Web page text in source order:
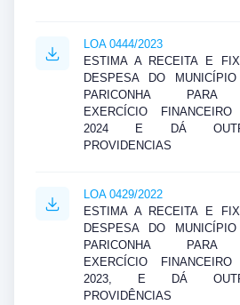
LOA 0444/2023
ESTIMA A RECEITA E
DESPESA DO
PARICONHA
EXERCÍCIO
2024 E DÁ
PROVIDENCIAS
LOA 0429/2022
ESTIMA A RECEITA E
DESPESA DO
PARICONHA
EXERCÍCIO
2023, E DÁ
PROVIDÊNCIAS